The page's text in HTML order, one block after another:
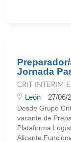
Jornada
CRIT INTERIM
León 27/06/
Desde Grupo
vacante de
Plataforma